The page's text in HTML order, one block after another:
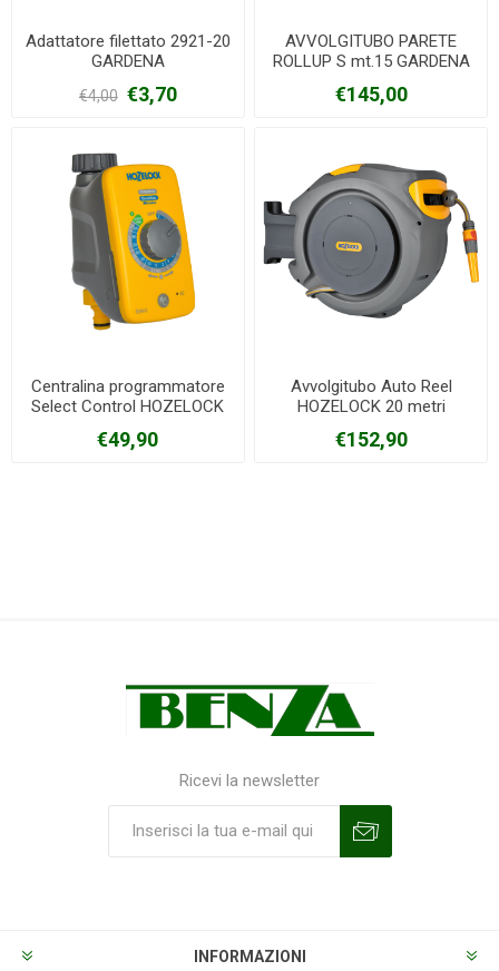
Adattatore filettato 2921-20
GARDENA
€4,00 €3,70
AVVOLGITUBO PARETE
ROLLUP S mt.15 GARDENA
€145,00
Centralina programmatore
Select Control HOZELOCK
€49,90
Avvolgitubo Auto Reel
HOZELOCK 20 metri
€152,90
Ricevi la newsletter
INFORMAZIONI